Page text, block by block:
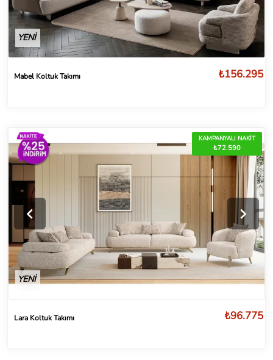
YENİ
Mabel Koltuk Takımı ₺156.295
KAMPANYALI NAKİT
₺72.590
YENİ
Lara Koltuk Takımı ₺96.775